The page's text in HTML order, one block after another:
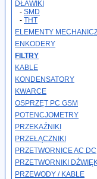
DŁAWIKI
- SMD
- THT
ELEMENTY
ENKODERY
FILTRY
KABLE
KONDENSATORY
KWARCE
OSPRZĘT PC GSM
POTENCJOMETRY
PRZEKAŹNIKI
PRZEŁĄCZNIKI
PRZETWORNICE AC DC
PRZETWORNIKI
PRZEWODY / KABLE